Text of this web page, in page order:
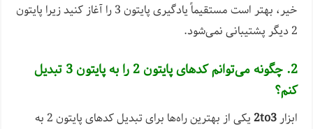
خیر، بهتر است مستقیماً یادگیری پایتون 3 را آغاز کنید زیرا پایتون
2 دیگر پشتیبانی نمی‌شود.
2. چگونه می‌توانم کدهای پایتون 2 را به پایتون 3 تبدیل
کنم؟
ابزار2to3
یکی از بهترین راه‌ها برای تبدیل کدهای پایتون 2 به